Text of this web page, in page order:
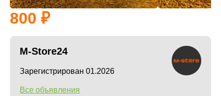
800
M-Store24
Зарегистрирован 01.2026
Все объявления